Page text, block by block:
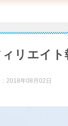
リエイト
2018年08月02日